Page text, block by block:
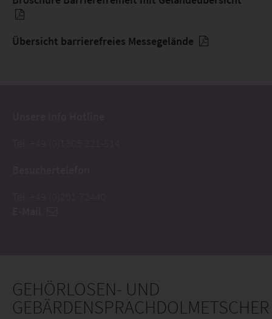
Übersicht barrierefreies Messegelände
GEHÖRLOSEN- UND
GEBÄRDENSPRACHDOLMETSCHER